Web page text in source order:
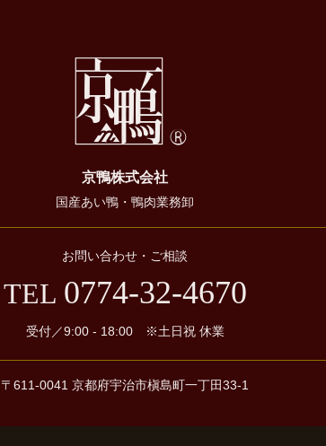
京鴨株式会社
国産あい鴨・鴨肉業務卸
お問い合わせ・ご相談
TEL 0774-32-4670
受付／9:00 - 18:00 ※土日祝 休業
〒611-0041 京都府宇治市槇島町一丁田33-1